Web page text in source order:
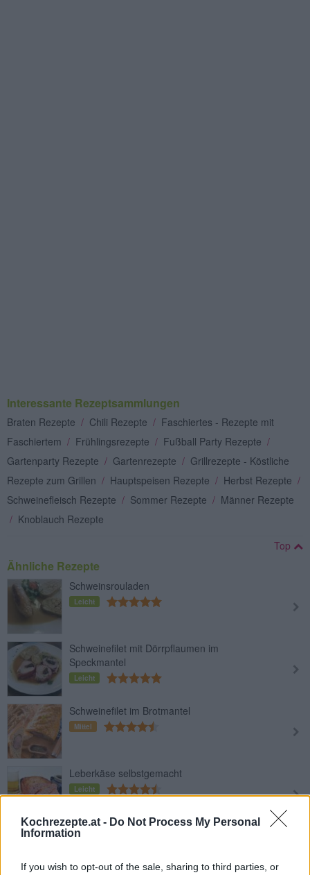
Kochrezepte.at - Do Not Process My Personal
Information
If you wish to opt-out of the sale, sharing to third parties, or
Interessante Rezeptsammlungen
Braten Rezepte / Chili Rezepte / Faschiertes - Rezepte mit
Faschiertem / Frühlingsrezepte / Fußball Party Rezepte /
Gartenparty Rezepte / Gartenrezepte / Grillrezepte - Köstliche
Rezepte zum Grillen / Hauptspeisen Rezepte / Herbst Rezepte /
Schweinefleisch Rezepte / Sommer Rezepte / Männer Rezepte
/ Knoblauch Rezepte
Top
Ähnliche Rezepte
Schweinsrouladen
Leicht
Schweinefilet mit Dörrpflaumen im
Speckmantel
Leicht
Schweinefilet im Brotmantel
Mittel
Leberkäse selbstgemacht
Leicht
Gekochtes Selchfleisch (Geselchtes)